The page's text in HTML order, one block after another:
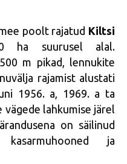
poolt rajatud Kiltsi
ha suurusel alal.
m pikad, lennukite
rajamist alustati
1956. a, 1969. a ta
lahkumise järel
on säilinud
kasarmuhooned ja